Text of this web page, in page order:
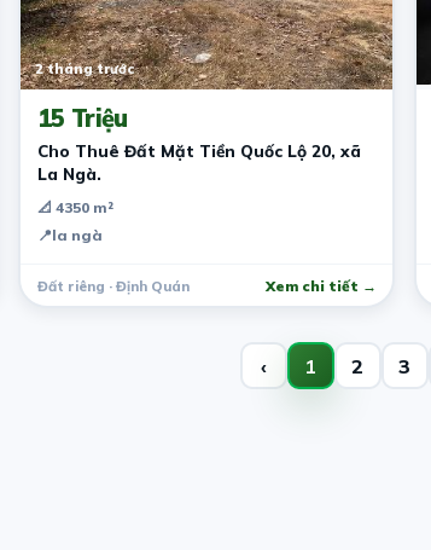
2 tháng trước
15 Triệu
Cho Thuê Đất Mặt Tiền Quốc Lộ 20, xã
La Ngà.
📐 4350 m²
📍la ngà
Đất riêng · Định Quán Xem chi tiết →
‹ 1 2 3